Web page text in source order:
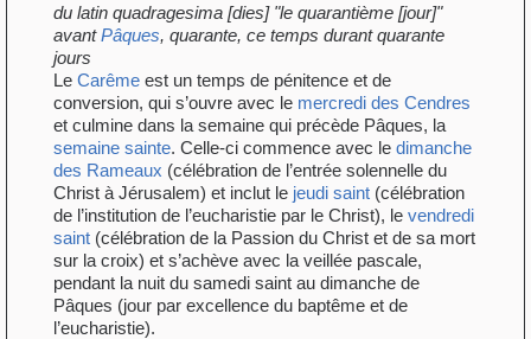
du latin quadragesima [dies] "le quarantième [jour]"
avantPâques, quarante, ce temps durant quarante
jours
Le Carême est un temps de pénitence et de
conversion, qui s’ouvre avec le mercredi des Cendres
et culmine dans la semaine qui précède Pâques, la
semaine sainte. Celle-ci commence avec le dimanche
des Rameaux (célébration de l’entrée solennelle du
Christ à Jérusalem) et inclut le jeudi saint (célébration
de l’institution de l’eucharistie par le Christ), le vendredi
saint (célébration de la Passion du Christ et de sa mort
sur la croix) et s’achève avec la veillée pascale,
pendant la nuit du samedi saint au dimanche de
Pâques (jour par excellence du baptême et de
l’eucharistie).